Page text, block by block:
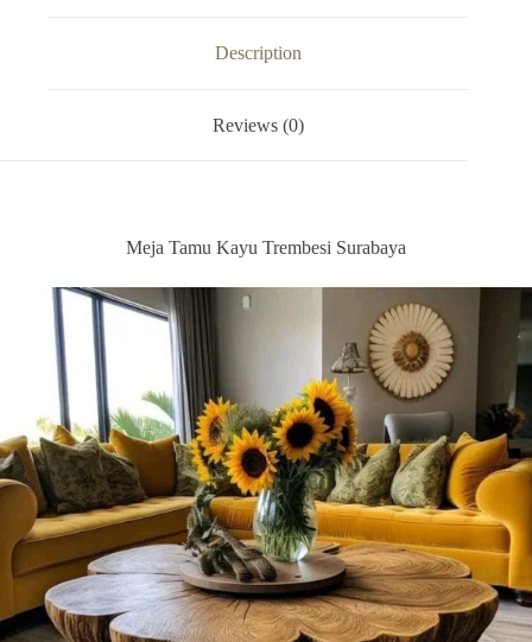
Description
Reviews (0)
Meja Tamu Kayu Trembesi Surabaya